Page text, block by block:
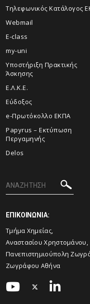
Τηλεφωνικός Κατάλογος
Webmail
E-class
my-uni
Υποστήριξη Πρακτικής
Άσκησης
Ε.Λ.Κ.Ε.
Εύδοξος
e-Πρωτόκολλο ΕΚΠΑ
Papyrus – Εκτύπωση
Περγαμηνής
Delos
ΕΠΙΚΟΙΝΩΝΙΑ:
Τμήμα Χημείας,
Αναστασίου Χρηστομάνου,
Πανεπιστημιούπολη
Ζωγράφου Αθήνα